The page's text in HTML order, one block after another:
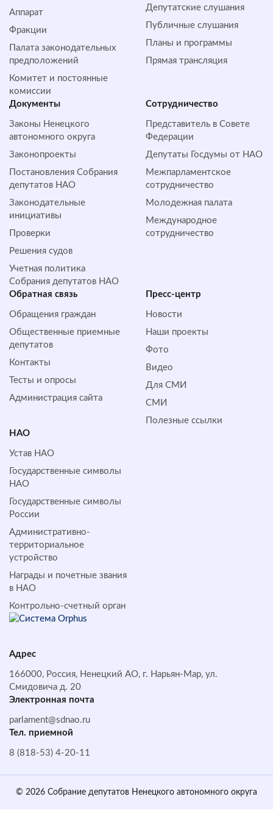
Аппарат
Фракции
Палата законодательных
предположений
Комитет и постоянные
комиссии
Депутатские слушания
Публичные слушания
Планы и программы
Прямая трансляция
Документы
Законы Ненецкого
автономного округа
Законопроекты
Постановления Собрания
депутатов НАО
Законодательные
инициативы
Проверки
Решения судов
Учетная политика
Собрания депутатов НАО
Сотрудничество
Представитель в Совете
Федерации
Депутаты Госдумы от НАО
Межпарламентское
сотрудничество
Молодежная палата
Международное
сотрудничество
Обратная cвязь
Обращения граждан
Общественные приемные
депутатов
Контакты
Тесты и опросы
Администрация сайта
Пресс-центр
Новости
Наши проекты
Фото
Видео
Для СМИ
СМИ
Полезные ссылки
НАО
Устав НАО
Государственные символы
НАО
Государственные символы
России
Административно-
территориальное
устройство
Награды и почетные звания
в НАО
Контрольно-счетный орган
Адрес
166000, Россия, Ненецкий АО, г. Нарьян-Мар, ул.
Смидовича д. 20
Электронная почта
parlament@sdnao.ru
Тел. приемной
8 (818-53) 4-20-11
© 2026 Собрание депутатов Ненецкого автономного округа